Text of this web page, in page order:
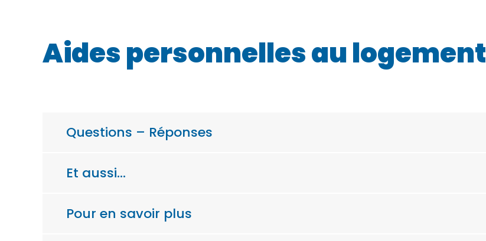
Aides personnelles au logement
Questions – Réponses
Et aussi…
Pour en savoir plus